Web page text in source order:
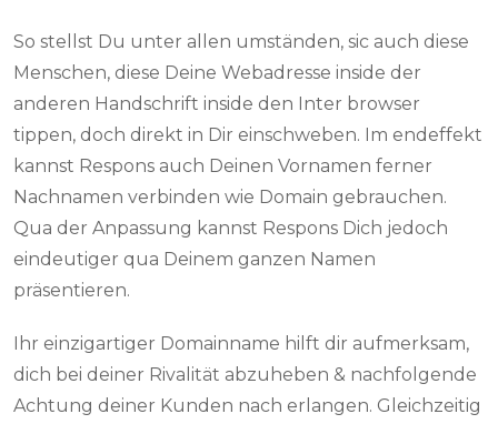
So stellst Du unter allen umständen, sic auch diese
Menschen, diese Deine Webadresse inside der
anderen Handschrift inside den Inter browser
tippen, doch direkt in Dir einschweben. Im endeffekt
kannst Respons auch Deinen Vornamen ferner
Nachnamen verbinden wie Domain gebrauchen.
Qua der Anpassung kannst Respons Dich jedoch
eindeutiger qua Deinem ganzen Namen
präsentieren.
Ihr einzigartiger Domainname hilft dir aufmerksam,
dich bei deiner Rivalität abzuheben & nachfolgende
Achtung deiner Kunden nach erlangen. Gleichzeitig